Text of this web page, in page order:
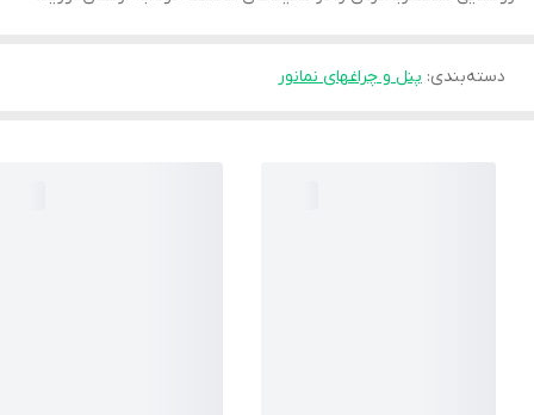
دسته‌بندی: پنل و چراغهای نمانور